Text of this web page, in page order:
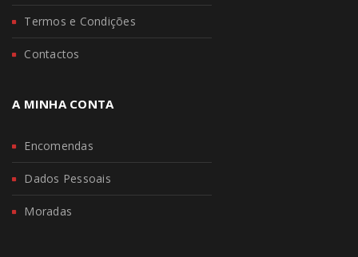
Termos e Condições
Contactos
A MINHA CONTA
Encomendas
Dados Pessoais
Moradas